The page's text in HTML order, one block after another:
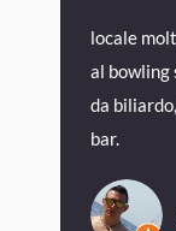
locale
al bowling
da
bar.